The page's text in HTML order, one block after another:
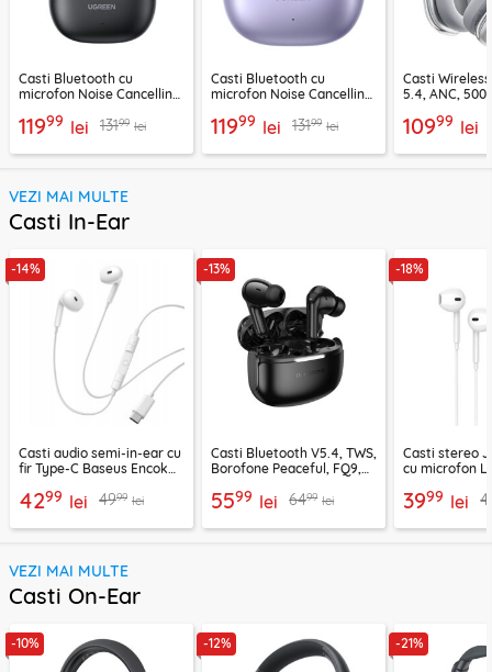
Casti Bluetooth cu
microfon Noise Cancelling
11999 lei 13199 lei
Casti Bluetooth cu
microfon Noise Cancelling
11999 lei 13199 lei
Casti
5.4, ANC,
10999 lei
VEZI MAI MULTE
Casti In-Ear
-14%
Casti audio semi-in-ear cu
fir Type-C Baseus Encok
4299 lei 4999 lei
-13%
Casti Bluetooth V5.4, TWS,
Borofone Peaceful, FQ9,
5599 lei 6499 lei
-18%
Casti stereo
cu microfon
3999 lei
VEZI MAI MULTE
Casti On-Ear
-10% -12% -21%